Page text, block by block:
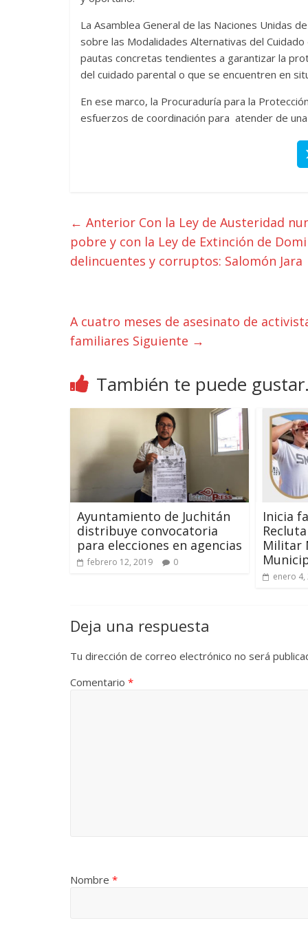
La Asamblea General de las Naciones Unidas
sobre las Modalidades Alternativas del
pautas concretas tendientes a garantizar la
del cuidado parental o que se encuentren en
En ese marco, la Procuraduría para la
esfuerzos de coordinación para atender de
← Anterior Con la Ley de Austeridad
pobre y con la Ley de Extinción de
delincuentes y corruptos: Salomón Jara
A cuatro meses de asesinato de
familiares Siguiente →
También te puede
Ayuntamiento de Juchitán
distribuye convocatoria
para elecciones en agencias
febrero 12, 2019 0
Inicia
Militar
enero 4,
Deja una respuesta
Tu dirección de correo electrónico no será
Comentario *
Nombre *